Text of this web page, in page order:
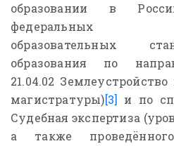
образовании в
федеральных
образовательных
образования по
21.04.02
магистратуры)[3]
и по
Судебная экспертиза
а также